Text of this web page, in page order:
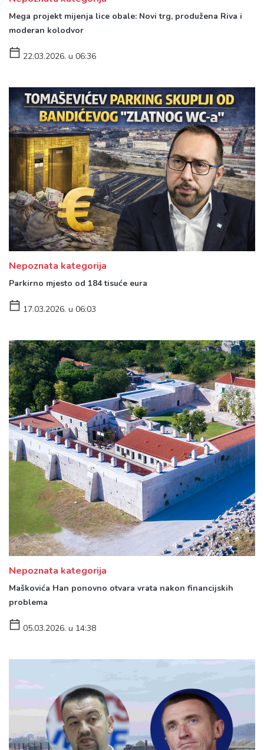
Mega projekt mijenja lice obale: Novi trg, produžena Riva i
moderan kolodvor
22.03.2026. u 06:36
Nepoznata kategorija
Parkirno mjesto od 184 tisuće eura
17.03.2026. u 06:03
Nepoznata kategorija
Maškovića Han ponovno otvara vrata nakon financijskih
problema
05.03.2026. u 14:38